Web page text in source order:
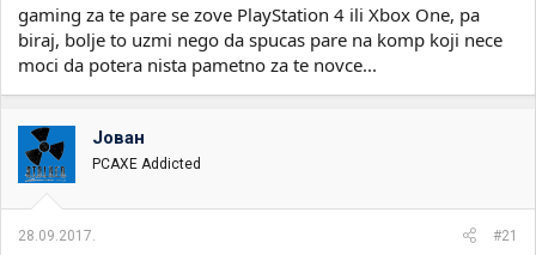
gaming za te pare se zove PlayStation 4 ili Xbox One, pa
biraj, bolje to uzmi nego da spucas pare na komp koji nece
moci da potera nista pametno za te novce...
Јован
PCAXE Addicted
28.09.2017. #21